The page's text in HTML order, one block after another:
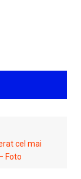
cel mai
Foto